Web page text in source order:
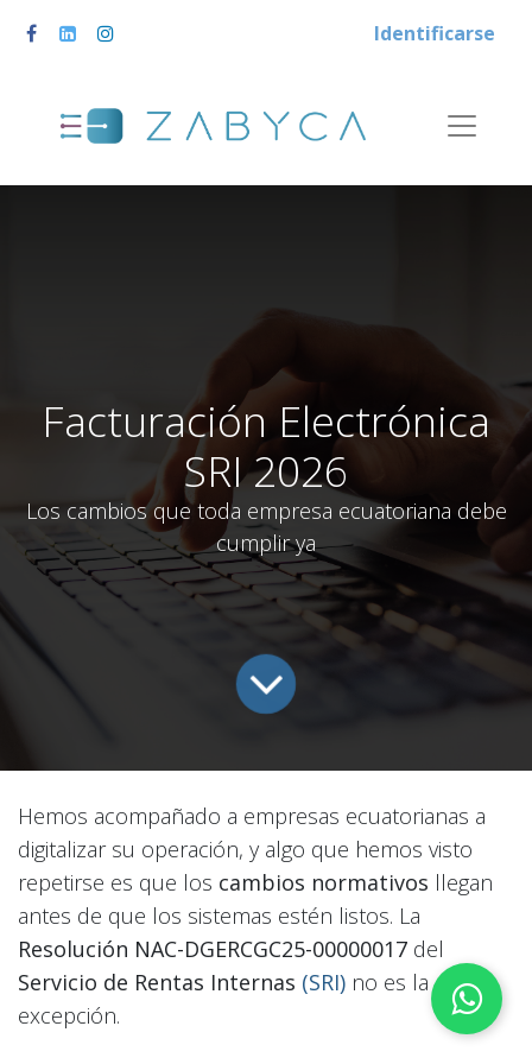
Identificarse
Facturación Electrónica
SRI 2026
Los cambios que toda empresa ecuatoriana debe
cumplir ya
Hemos acompañado a empresas ecuatorianas a
digitalizar su operación, y algo que hemos visto
repetirse es que los cambios normativos llegan
antes de que los sistemas estén listos. La
Resolución NAC-DGERCGC25-00000017 del
Servicio de Rentas Internas (SRI) no es la
excepción.